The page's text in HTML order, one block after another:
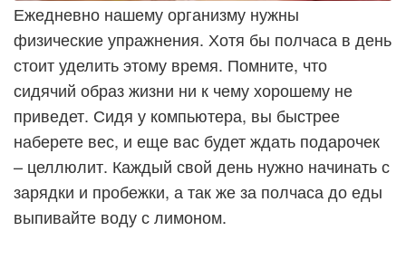
Ежедневно нашему организму нужны
физические упражнения. Хотя бы полчаса в день
стоит уделить этому время. Помните, что
сидячий образ жизни ни к чему хорошему не
приведет. Сидя у компьютера, вы быстрее
наберете вес, и еще вас будет ждать подарочек
– целлюлит. Каждый свой день нужно начинать с
зарядки и пробежки, а так же за полчаса до еды
выпивайте воду с лимоном.